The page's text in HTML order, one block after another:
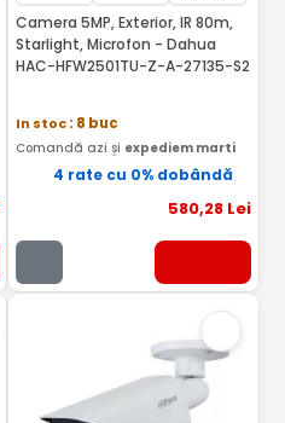
Camera 5MP, Exterior, IR 80m,
Starlight, Microfon - Dahua
HAC-HFW2501TU-Z-A-27135-S2
In stoc: 8 buc
Comandă azi și expediem marti
4 rate cu 0% dobândă
580,28 Lei